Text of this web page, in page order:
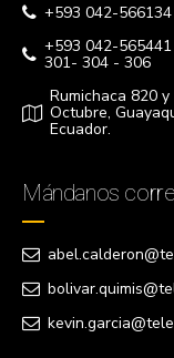
+593 042-566134
+593 042-
301- 304 - 306
Rumichaca 820 y
Octubre,
Ecuador.
Mándanos